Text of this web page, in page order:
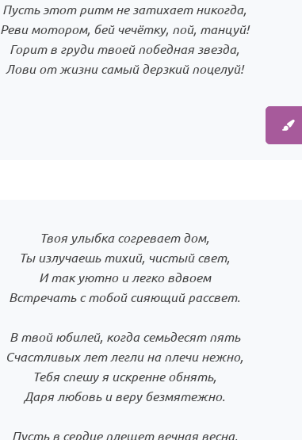
Пусть этот ритм не затихает никогда,
Реви мотором, бей чечётку, пой, танцуй!
Горит в груди твоей победная звезда,
Твоя улыбка согревает дом,
Ты излучаешь тихий, чистый свет,
И так уютно и легко вдвоем
Встречать с тобой сияющий рассвет.
В твой юбилей, когда семьдесят пять
Счастливых лет легли на плечи нежно,
Тебя спешу я искренне обнять,
Даря любовь и веру безмятежно.
Пусть в сердце плещет вечная весна,